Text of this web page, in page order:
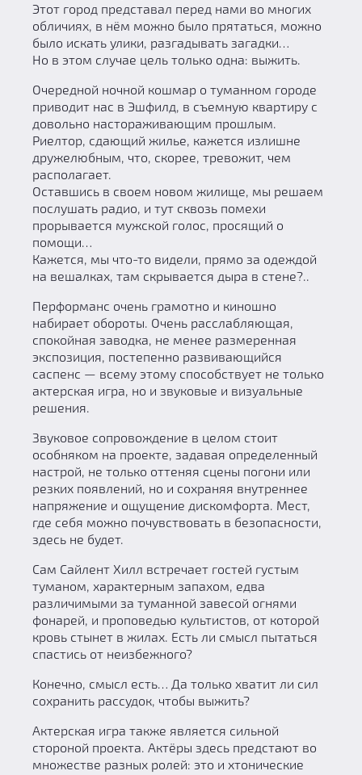
Этот город представал перед нами во многих
обличиях, в нём можно было прятаться, можно
было искать улики, разгадывать загадки…
Но в этом случае цель только одна: выжить.
Очередной ночной кошмар о туманном городе
приводит нас в Эшфилд, в съемную квартиру с
довольно настораживающим прошлым.
Риелтор, сдающий жилье, кажется излишне
дружелюбным, что, скорее, тревожит, чем
располагает.
Оставшись в своем новом жилище, мы решаем
послушать радио, и тут сквозь помехи
прорывается мужской голос, просящий о
помощи…
Кажется, мы что-то видели, прямо за одеждой
на вешалках, там скрывается дыра в стене?..
Перформанс очень грамотно и киношно
набирает обороты. Очень расслабляющая,
спокойная заводка, не менее размеренная
экспозиция, постепенно развивающийся
саспенс — всему этому способствует не только
актерская игра, но и звуковые и визуальные
решения.
Звуковое сопровождение в целом стоит
особняком на проекте, задавая определенный
настрой, не только оттеняя сцены погони или
резких появлений, но и сохраняя внутреннее
напряжение и ощущение дискомфорта. Мест,
где себя можно почувствовать в безопасности,
здесь не будет.
Сам Сайлент Хилл встречает гостей густым
туманом, характерным запахом, едва
различимыми за туманной завесой огнями
фонарей, и проповедью культистов, от которой
кровь стынет в жилах. Есть ли смысл пытаться
спастись от неизбежного?
Конечно, смысл есть… Да только хватит ли сил
сохранить рассудок, чтобы выжить?
Актерская игра также является сильной
стороной проекта. Актёры здесь предстают во
множестве разных ролей: это и хтонические